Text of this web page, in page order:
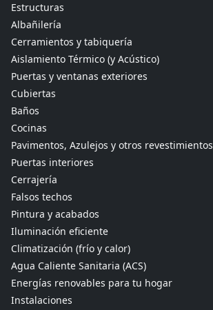
Estructuras
Albañilería
Cerramientos y tabiquería
Aislamiento Térmico (y Acústico)
Puertas y ventanas exteriores
Cubiertas
Baños
Cocinas
Pavimentos, Azulejos y otros revestimientos
Puertas interiores
Cerrajería
Falsos techos
Pintura y acabados
Iluminación eficiente
Climatización (frío y calor)
Agua Caliente Sanitaria (ACS)
Energías renovables para tu hogar
Instalaciones